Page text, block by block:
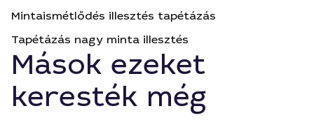
Mintaismétlődés illesztés tapétázás
Tapétázás nagy minta illesztés
Mások ezeket
keresték még